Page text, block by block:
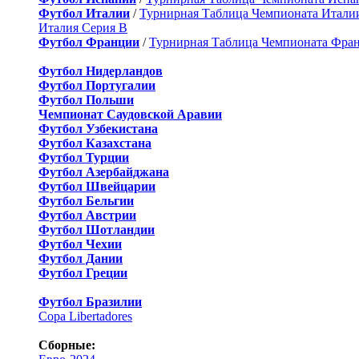
Футбол Италии /Турнирная Таблица Чемпионата
Италия Серия B
Футбол Франции /Турнирная Таблица Чемпионата
Футбол Нидерландов
Футбол Португалии
Футбол Польши
Чемпионат Саудовской Аравии
Футбол Узбекистана
Футбол Казахстана
Футбол Турции
Футбол Азербайджана
Футбол Швейцарии
Футбол Бельгии
Футбол Австрии
Футбол Шотландии
Футбол Чехии
Футбол Дании
Футбол Греции
Футбол Бразилии
Copa Libertadores
Сборные: